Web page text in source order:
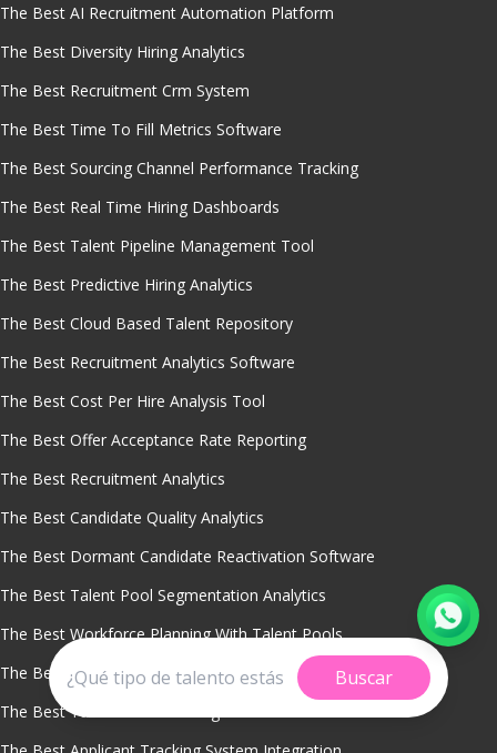
Buscar
The Best AI Recruitment Automation Platform
The Best Diversity Hiring Analytics
The Best Recruitment Crm System
The Best Time To Fill Metrics Software
The Best Sourcing Channel Performance Tracking
The Best Real Time Hiring Dashboards
The Best Talent Pipeline Management Tool
The Best Predictive Hiring Analytics
The Best Cloud Based Talent Repository
The Best Recruitment Analytics Software
The Best Cost Per Hire Analysis Tool
The Best Offer Acceptance Rate Reporting
The Best Recruitment Analytics
The Best Candidate Quality Analytics
The Best Dormant Candidate Reactivation Software
The Best Talent Pool Segmentation Analytics
The Best Workforce Planning With Talent Pools
The Best Candidate Engagement Tools
The Best Talent Pool Sourcing